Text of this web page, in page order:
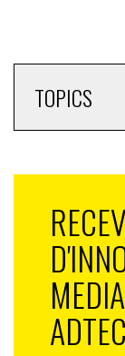
TOPICS